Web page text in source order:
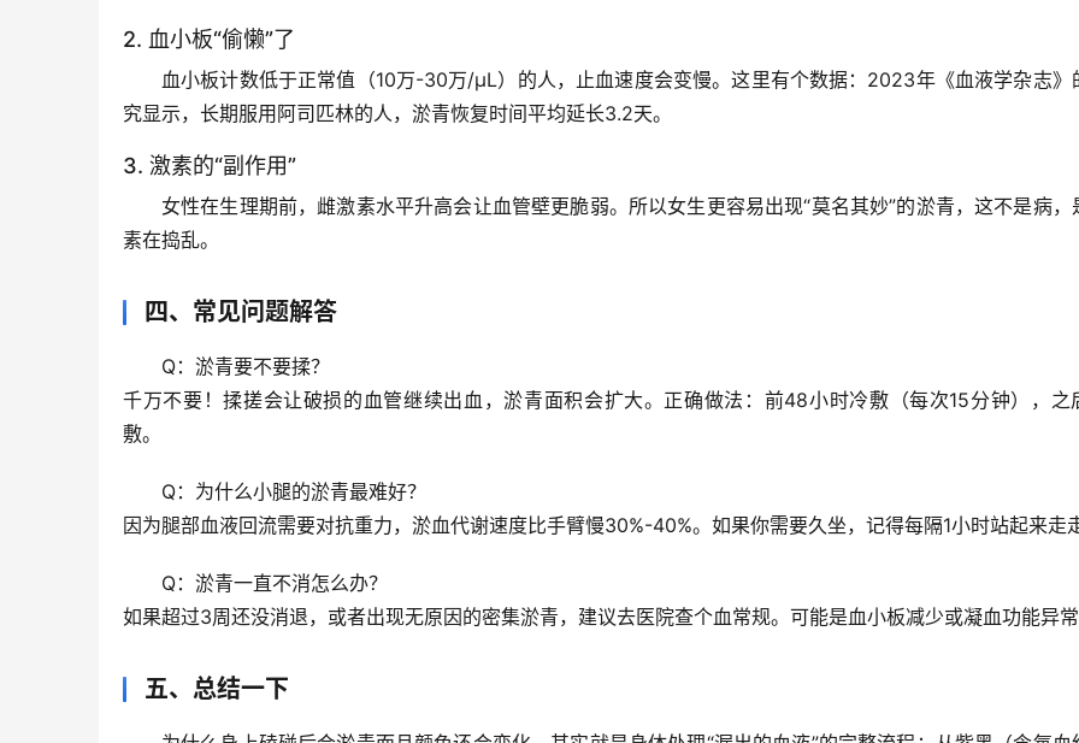
2. 血小板“偷懒”了
血小板计数低于正常值（10万-30万/μL）的人，止血速度会变慢。这里有个数据：2023年《血液学杂志》
究显示，长期服用阿司匹林的人，淤青恢复时间平均延长3.2天。
3. 激素的“副作用”
女性在生理期前，雌激素水平升高会让血管壁更脆弱。所以女生更容易出现“莫名其妙”的淤青，这不是病，
素在捣乱。
四、常见问题解答
Q：淤青要不要揉？
千万不要！揉搓会让破损的血管继续出血，淤青面积会扩大。正确做法：前48小时冷敷（每次15分钟），之
敷。
Q：为什么小腿的淤青最难好？
因为腿部血液回流需要对抗重力，淤血代谢速度比手臂慢30%-40%。如果你需要久坐，记得每隔1小时站起来走走
Q：淤青一直不消怎么办？
如果超过3周还没消退，或者出现无原因的密集淤青，建议去医院查个血常规。可能是血小板减少或凝血功能异常
五、总结一下